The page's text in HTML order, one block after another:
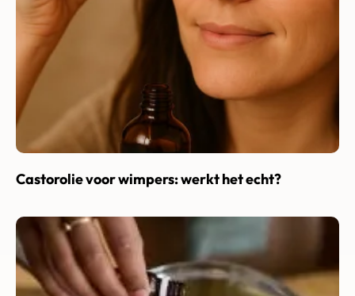
Castorolie voor wimpers: werkt het echt?